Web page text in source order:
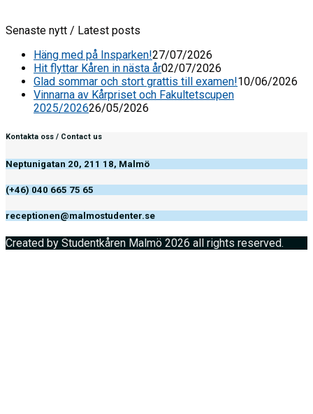
Senaste nytt / Latest posts
Häng med på Insparken!27/07/2026
Hit flyttar Kåren in nästa år02/07/2026
Glad sommar och stort grattis till examen!10/06/2026
Vinnarna av Kårpriset och Fakultetscupen
2025/202626/05/2026
Kontakta oss / Contact us
Neptunigatan 20, 211 18, Malmö
(+46) 040 665 75 65
receptionen@malmostudenter.se
Created by Studentkåren Malmö 2026 all rights reserved.